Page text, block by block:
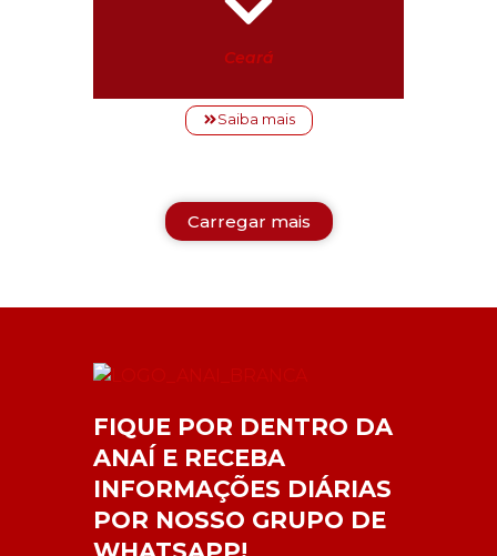
Ceará
Saiba mais
Carregar mais
FIQUE POR DENTRO DA
ANAÍ E RECEBA
INFORMAÇÕES DIÁRIAS
POR NOSSO GRUPO DE